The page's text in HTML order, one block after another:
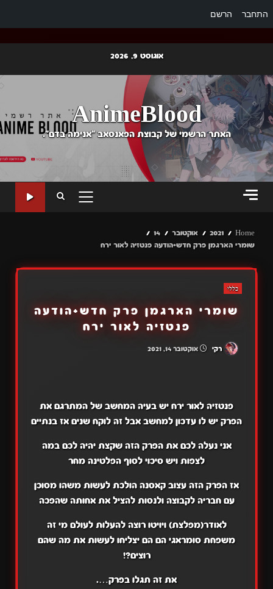
התחבר הרשם
content
אוגוסט 9, 2026
AnimeBlood
האתר הרשמי של קבוצת הפאנסאב "אנימה בדם".
PRIMARY
Home
2021 אוקטובר
14
שומרי הארגמן פרק חדש+הודעה פנטזיה לאור ירח
כללי
שומרי הארגמן פרק חדש+הודעה
פנטזיה לאור ירח
רקי אוקטובר 14, 2021
פנטזיה לאור ירח יש בעיה המחשב של המתרגם את
הפרק יש לו עדכון למחשב אבל זה לוקח שנים אז בנתיים
אני נעלה לכם את הפרק הזה שקצת יהיה לכם במה
לצפות ויש סיכוי לסוף הפלטינה מחר
אז הפרק הזה עצוב קאסנה הולכת לעשות משהו מסוכן
עם חבריה לקבוצה ולנסות להציל את אחותה שהפכה
לאודר(מפלצת) ויויטו רוצה להעלות לעולם מי זה
משפחת סומראגי הם הם יצליחו לעשות את מה שהם
רוצים?!
את זה תגלו בפרק….